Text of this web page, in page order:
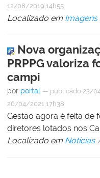
12/08/2019 14h55
Localizado em Imagens
Nova
PRPPG valoriza
campi
por portal — publicado 23/
26/04/2021 17h38
Gestão agora é feita de
diretores lotados nos
Localizado em Notícias